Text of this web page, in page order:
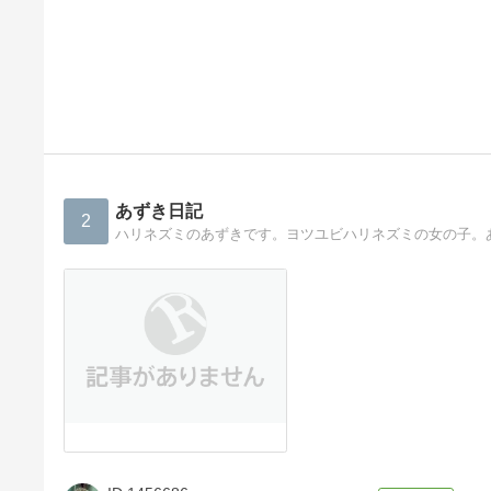
2 あずき日記
ハリネズミのあずきです。ヨツユビハリネズミの女の子。